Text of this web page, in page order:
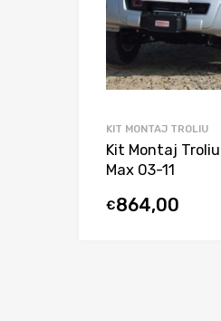
KIT MONTAJ TROLIU
Kit Montaj
Max 03-11
€864,00